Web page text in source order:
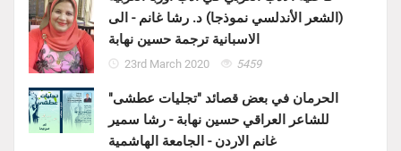
(الشعر الأندلسي نموذجا) د. رشا غانم - الى
الاسبانية ترجمة حسين نهابة
23rd March 2020 5459
الحرمان في بعض قصائد "تجليات عطشى"
للشاعر العراقي حسين نهابة - رشا سمير
غانم الاردن - الجامعة الهاشمية